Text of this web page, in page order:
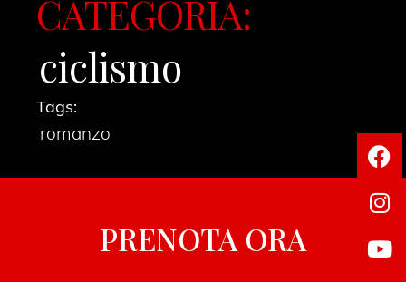
CATEGORIA:
ciclismo
Tags:
romanzo
PRENOTA ORA